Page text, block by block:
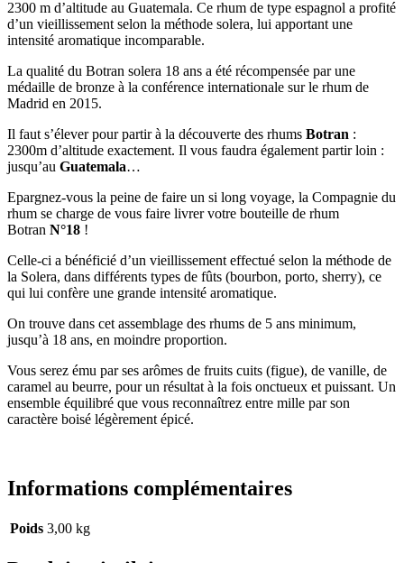
2300 m d’altitude au Guatemala. Ce rhum de type espagnol a profité
d’un vieillissement selon la méthode solera, lui apportant une
intensité aromatique incomparable.
La qualité du Botran solera 18 ans a été récompensée par une
médaille de bronze à la conférence internationale sur le rhum de
Madrid en 2015.
Il faut s’élever pour partir à la découverte des rhums Botran :
2300m d’altitude exactement. Il vous faudra également partir loin :
jusqu’au Guatemala…
Epargnez-vous la peine de faire un si long voyage, la Compagnie du
rhum se charge de vous faire livrer votre bouteille de rhum
Botran N°18 !
Celle-ci a bénéficié d’un vieillissement effectué selon la méthode de
la Solera, dans différents types de fûts (bourbon, porto, sherry), ce
qui lui confère une grande intensité aromatique.
On trouve dans cet assemblage des rhums de 5 ans minimum,
jusqu’à 18 ans, en moindre proportion.
Vous serez ému par ses arômes de fruits cuits (figue), de vanille, de
caramel au beurre, pour un résultat à la fois onctueux et puissant. Un
ensemble équilibré que vous reconnaîtrez entre mille par son
caractère boisé légèrement épicé.
Informations complémentaires
Poids 3,00 kg